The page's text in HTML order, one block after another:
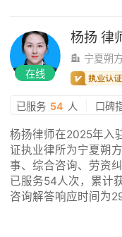
在线
杨扬 律
宁夏朔
已服务 54 人 口碑
杨扬律师在2025年入
证执业律所为宁夏朔
事、综合咨询、劳资
已服务54人次，累计
咨询解答响应时间为